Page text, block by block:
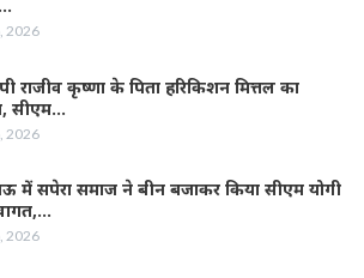
2026
राजीव कृष्णा के पिता हरिकिशन मित्तल का
सीएम…
2026
में सपेरा समाज ने बीन बजाकर किया सीएम योगी
2026